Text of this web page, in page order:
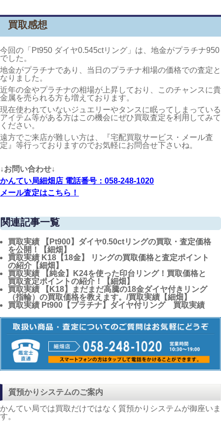
買取感想
今回の「Pt950 ダイヤ0.545ctリング」は、地金がプラチナ950
でした。
地金がプラチナであり、当日のプラチナ相場の価格での査定と
なりました。
近年の金やプラチナの相場が上昇しており、このチャンスに貴
金属を売られる方も増えております。
現在使われていないジュエリーやタンスに眠ってしまっている
アイテム等がある方はこの機会にぜひ買取査定を利用してみて
ください。
遠方でご来店が難しい方は、『宅配買取サービス・メール査
定』等行っておりますのでお気軽にお問合せ下さいね。
↓お問い合わせ↓
かんてい局細畑店 電話番号：058-248-1020
メール査定はこちら！
関連記事一覧
買取実績 【Pt900】ダイヤ0.50ctリングの買取・査定価格
を公開！【細畑】
買取実績 K18【18金】 リングの買取価格と査定ポイント
の紹介【細畑】
買取実績 【純金】K24を使った印台リング！買取価格と
買取査定ポイントの紹介！【細畑】
買取実績 【K18】まだまだ高騰の18金ダイヤ付きリング
（指輪）の買取価格を教えます。/買取実績【細畑】
買取実績 Pt900【プラチナ】ダイヤ付リング 買取実績
質預かりシステムのご案内
かんてい局では買取だけではなく質預かりシステムが御座いま
す。